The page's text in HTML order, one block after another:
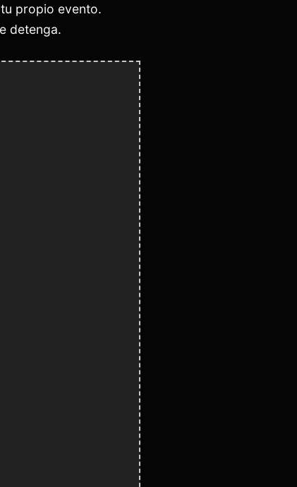
propio evento.
detenga.